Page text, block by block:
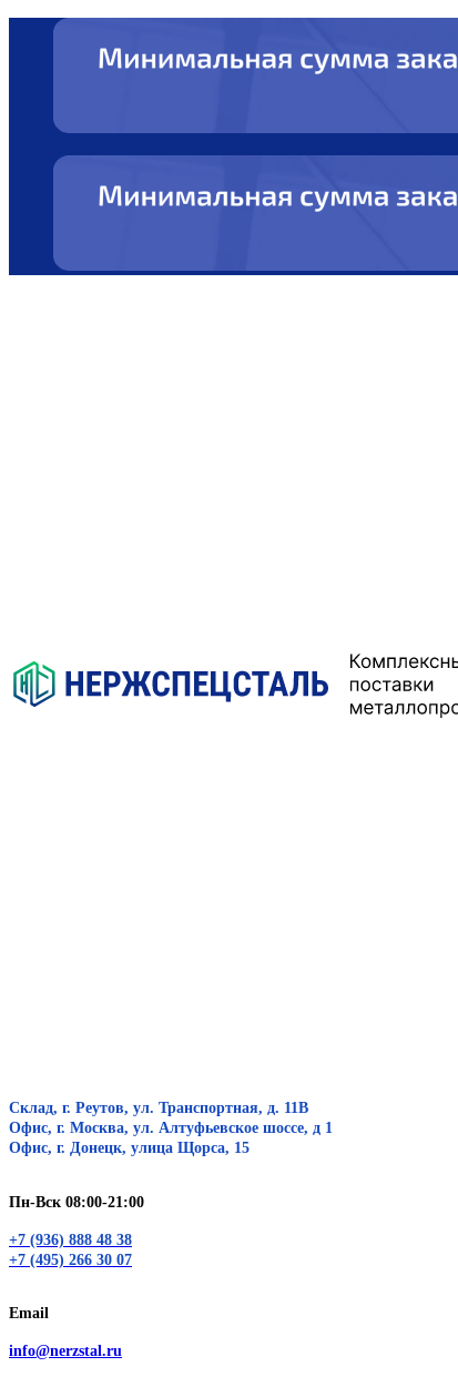
Склад, г. Реутов, ул. Транспортная, д. 11В
Офис, г. Москва, ул. Алтуфьевское шоссе, д 1
Офис, г. Донецк, улица Щорса, 15
Пн-Вск 08:00-21:00
+7 (936) 888 48 38
+7 (495) 266 30 07
Email
info@nerzstal.ru